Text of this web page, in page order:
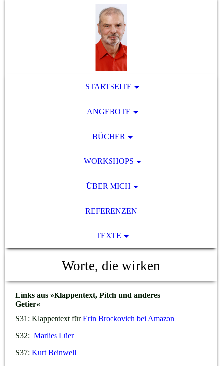
STARTSEITE
ANGEBOTE
BÜCHER
WORKSHOPS
ÜBER MICH
REFERENZEN
TEXTE
Worte, die wirken
Links aus »Klappentext, Pitch und anderes
Getier«
S31: Klappentext fürErin Brockovich bei Amazon
S32: Marlies Lüer
S37:Kurt Beinwell